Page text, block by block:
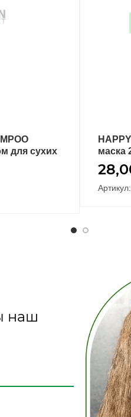
для сухих
маска
наш